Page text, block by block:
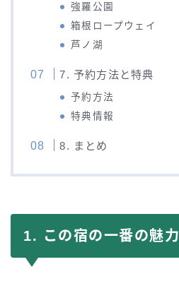
強羅公園
箱根ロープウェイ
芦ノ湖
7. 予約方法と特典
予約方法
特典情報
8. まとめ
1. この宿の一番の魅力